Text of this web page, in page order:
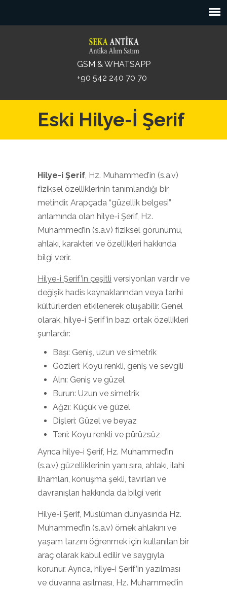
GSM & WHATSAPP
+90 542 240 70 70
Eski Hilye-İ Şerif
Hilye-i Şerif, Hz. Muhammed’in (s.a.v)
fiziksel özelliklerinin tanımlandığı bir
metindir. Arapçada “güzellik belgesi”
anlamında olan hilye-i Şerif, Hz.
Muhammed’in (s.a.v) fiziksel görünümü,
ahlakı, karakteri ve özellikleri hakkında
bilgi verir.
Hilye-i Şerif’in çeşitli versiyonları vardır ve
değişik hadis kaynaklarından veya tarihi
kültürlerden etkilenerek oluşabilir. Genel
olarak, hilye-i Şerif’in bazı ortak özellikleri
şunlardır:
Başı: Geniş, uzun ve simetrik
Gözleri: Koyu renkli, geniş ve sevgili
Alnı: Geniş ve güzel
Burun: Uzun ve simetrik
Ağzı: Küçük ve güzel
Dişleri: Güzel ve beyaz
Teni: Koyu renkli ve pürüzsüz
Ayrıca hilye-i Şerif, Hz. Muhammed’in
(s.a.v) güzelliklerinin yanı sıra, ahlakı, ilahi
ilhamları, konuşma şekli, tavırları ve
davranışları hakkında da bilgi verir.
Hilye-i Şerif, Müslüman dünyasında Hz.
Muhammed’in (s.a.v) örnek ahlakını ve
yaşam tarzını öğrenmek için kullanılan bir
araç olarak kabul edilir ve saygıyla
korunur. Ayrıca, hilye-i Şerif’in yazılması
ve duvarına asılması, Hz. Muhammed’in